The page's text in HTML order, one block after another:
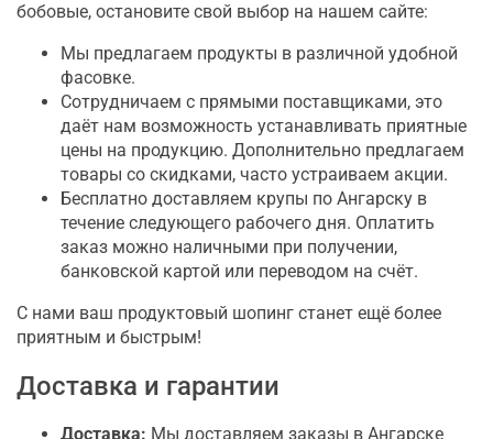
бобовые, остановите свой выбор на нашем сайте:
Мы предлагаем продукты в различной удобной
фасовке.
Сотрудничаем с прямыми поставщиками, это
даёт нам возможность устанавливать приятные
цены на продукцию. Дополнительно предлагаем
товары со скидками, часто устраиваем акции.
Бесплатно доставляем крупы по Ангарску в
течение следующего рабочего дня. Оплатить
заказ можно наличными при получении,
банковской картой или переводом на счёт.
С нами ваш продуктовый шопинг станет ещё более
приятным и быстрым!
Доставка и гарантии
Доставка: Мы доставляем заказы в Ангарске